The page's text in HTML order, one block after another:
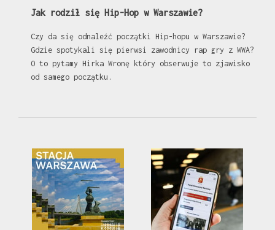
Jak rodził się Hip-Hop w Warszawie?
Czy da się odnaleźć początki Hip-hopu w Warszawie?
Gdzie spotykali się pierwsi zawodnicy rap gry z WWA?
O to pytamy Hirka Wronę który obserwuje to zjawisko
od samego początku.